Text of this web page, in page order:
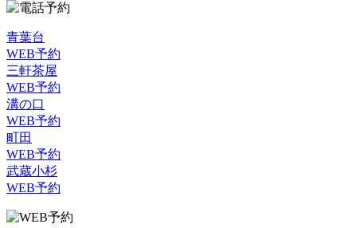
青葉台
WEB予約
三軒茶屋
WEB予約
溝の口
WEB予約
町田
WEB予約
武蔵小杉
WEB予約